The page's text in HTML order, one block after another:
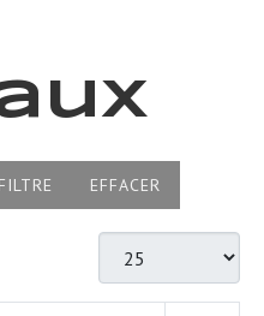
FILTRE EFFACER
Afficher #